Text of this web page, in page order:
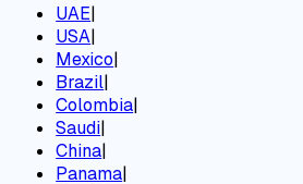
UAE|
USA|
Mexico|
Brazil|
Colombia|
Saudi|
China|
Panama|